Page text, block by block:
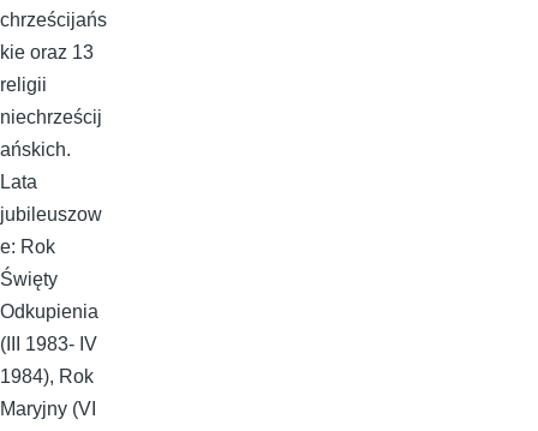
chrześcijańs
kie oraz 13
religii
niechrześcij
ańskich.
Lata
jubileuszow
e: Rok
Święty
Odkupienia
(III 1983- IV
1984), Rok
Maryjny (VI